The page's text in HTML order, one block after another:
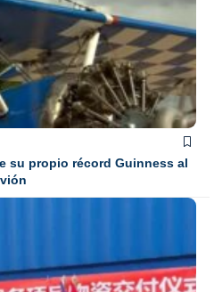
su propio récord Guinness al